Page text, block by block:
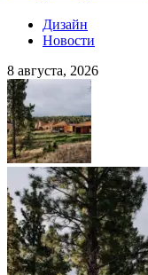
Дизайн
Новости
8 августа, 2026